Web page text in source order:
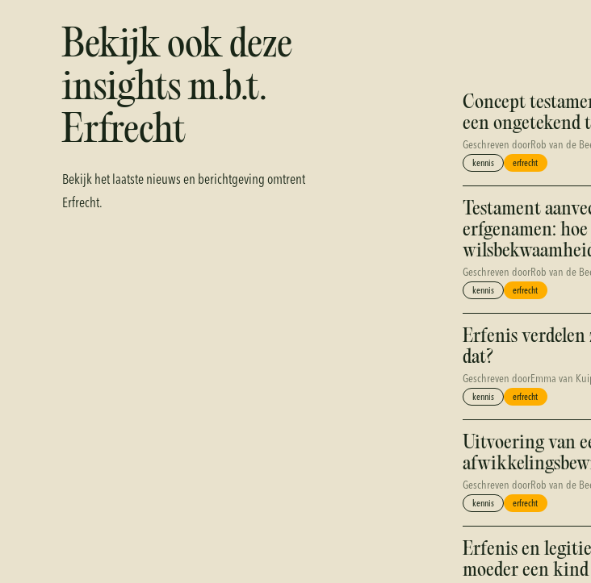
Bekijk ook deze
insights m.b.t.
Erfrecht
Bekijk het laatste nieuws en berichtgeving omtrent
Erfrecht.
Concept
een ongetekend
Geschreven doorRob van de
kennis erfrecht
Testament
erfgenamen:
Geschreven doorRob van de
kennis erfrecht
Erfenis verdelen
dat?
Geschreven doorEmma van
kennis erfrecht
Uitvoering van
Geschreven doorRob van de
kennis erfrecht
Erfenis en
moeder een